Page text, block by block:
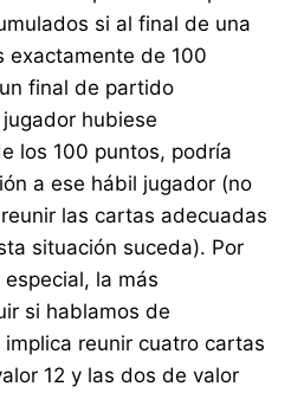
si al final de una
exactamente de 100
final de partido
hubiese
los 100 puntos, podría
a ese hábil jugador (no
las cartas adecuadas
situación suceda). Por
la más
si hablamos de
reunir cuatro cartas
12 y las dos de valor